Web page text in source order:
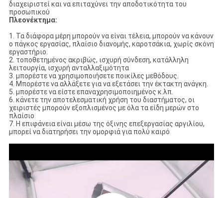
διαχειριστεί και να επιταχύνει την αποδοτικότητα του
προσωπικού
Πλεονέκτημα:
1. Τα διάφορα μέρη μπορούν να είναι τέλεια, μπορούν να κάνουν
ο πάγκος εργασίας, πλαίσιο διανομής, καροτσάκια, χωρίς σκόνη
εργαστήριο.
2. τοποθετημένος ακριβώς, ισχυρή σύνδεση, κατάλληλη
λειτουργία, ισχυρή ανταλλαξιμότητα
3. μπορέστε να χρησιμοποιήσετε ποικίλες μεθόδους.
4. Μπορέστε να αλλάξετε για να εξετάσει την έκτακτη ανάγκη.
5. μπορέστε να είστε επαναχρησιμοποιημένος κ.λπ.
6. κάνετε την αποτελεσματική χρήση του διαστήματος, οι
χειριστές μπορούν εξοπλισμένος με όλα τα είδη μερών στο
πλαίσιο
7. Η επιφάνεια είναι μέσω της όξινης επεξεργασίας αργιλίου,
μπορεί να διατηρήσει την ομορφιά για πολύ καιρό